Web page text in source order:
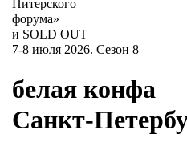
Питерского
форума»
и SOLD OUT
7-8 июля 2026. Сезон 8
белая конфа
Санкт-